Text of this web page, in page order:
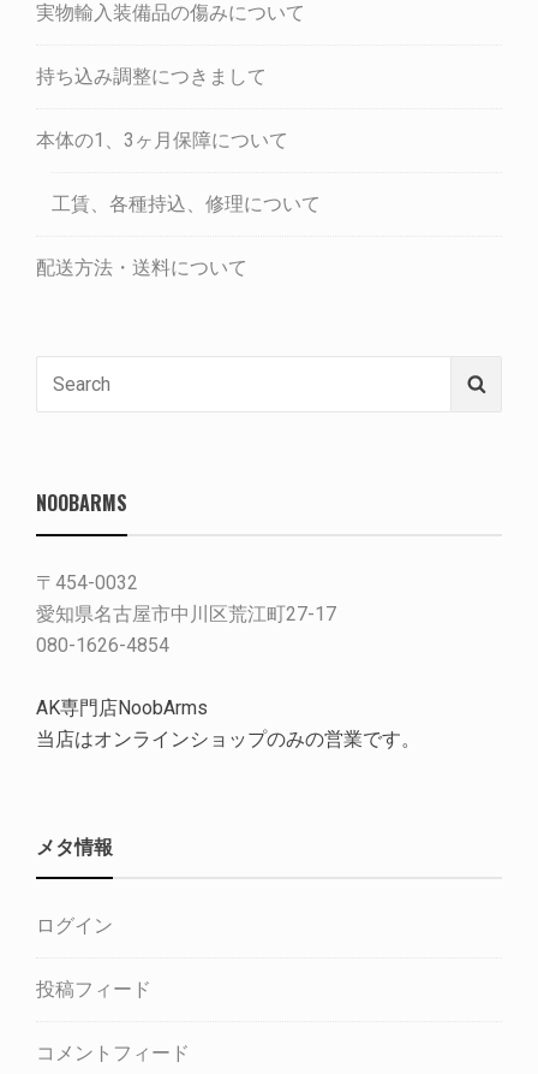
実物輸入装備品の傷みについて
持ち込み調整につきまして
本体の1、3ヶ月保障について
工賃、各種持込、修理について
配送方法・送料について
NOOBARMS
〒454-0032
愛知県名古屋市中川区荒江町27-17
080-1626-4854
AK専門店NoobArms
当店はオンラインショップのみの営業です。
メタ情報
ログイン
投稿フィード
コメントフィード